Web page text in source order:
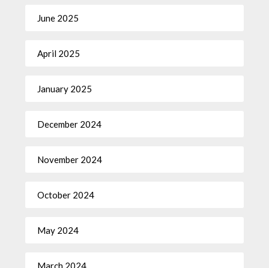
June 2025
April 2025
January 2025
December 2024
November 2024
October 2024
May 2024
March 2024